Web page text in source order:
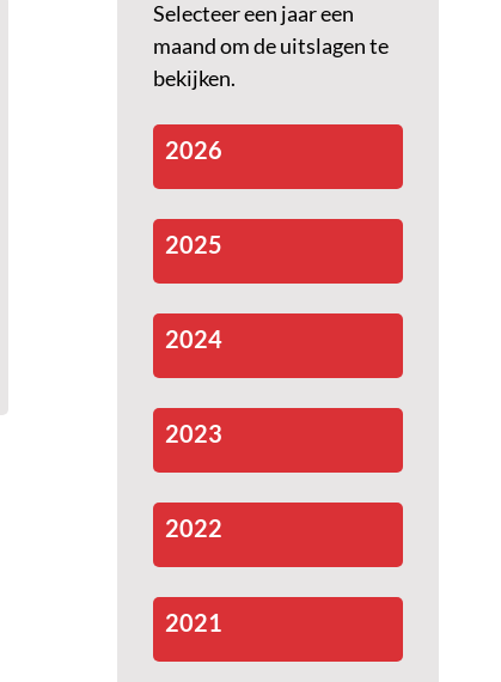
Selecteer een jaar een
maand om de uitslagen te
bekijken.
2026
2025
2024
2023
2022
2021